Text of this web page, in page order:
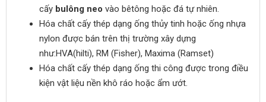
cấy bulông neo vào bêtông hoặc đá tự nhiên.
Hóa chất cấy thép dạng ống thủy tinh hoặc ống nhựa
nylon được bán trên thị trường xây dựng
như:HVA(hilti), RM (Fisher), Maxima (Ramset)
Hóa chất cấy thép dạng ống thi công được trong điều
kiện vật liệu nền khô ráo hoặc ẩm ướt.